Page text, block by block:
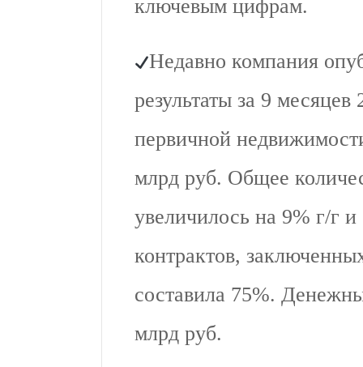
ключевым цифрам.
Недавно компания
результаты за 9
первичной
млрд руб. Общее
увеличилось на 9% г/г
контрактов,
составила 75%.
млрд руб.